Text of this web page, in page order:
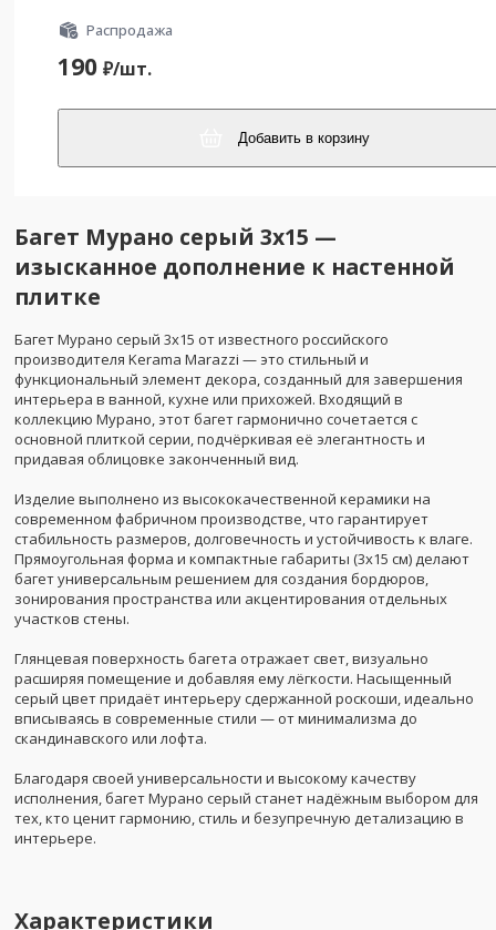
Распродажа
190 ₽/шт.
Добавить в корзину
Багет Мурано серый 3x15 —
изысканное дополнение к настенной
плитке
Багет Мурано серый 3x15 от известного российского
производителя Kerama Marazzi — это стильный и
функциональный элемент декора, созданный для завершения
интерьера в ванной, кухне или прихожей. Входящий в
коллекцию Мурано, этот багет гармонично сочетается с
основной плиткой серии, подчёркивая её элегантность и
придавая облицовке законченный вид.
Изделие выполнено из высококачественной керамики на
современном фабричном производстве, что гарантирует
стабильность размеров, долговечность и устойчивость к влаге.
Прямоугольная форма и компактные габариты (3x15 см) делают
багет универсальным решением для создания бордюров,
зонирования пространства или акцентирования отдельных
участков стены.
Глянцевая поверхность багета отражает свет, визуально
расширяя помещение и добавляя ему лёгкости. Насыщенный
серый цвет придаёт интерьеру сдержанной роскоши, идеально
вписываясь в современные стили — от минимализма до
скандинавского или лофта.
Благодаря своей универсальности и высокому качеству
исполнения, багет Мурано серый станет надёжным выбором для
тех, кто ценит гармонию, стиль и безупречную детализацию в
интерьере.
Характеристики